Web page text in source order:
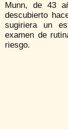
Munn, de 43
descubierto
sugiriera un
examen de
riesgo.